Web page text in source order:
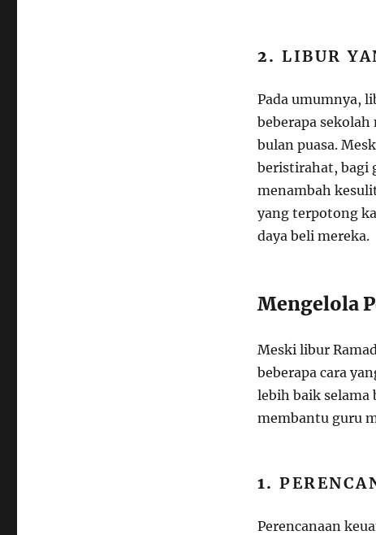
2.LIBUR
Pada umumnya,
beberapa
bulan puasa.
beristirahat, bagi
menambah
yang terpotong
daya beli mereka.
Mengelola
Meski libur
beberapa cara
lebih baik selama
membantu guru
1.
Perencanaan